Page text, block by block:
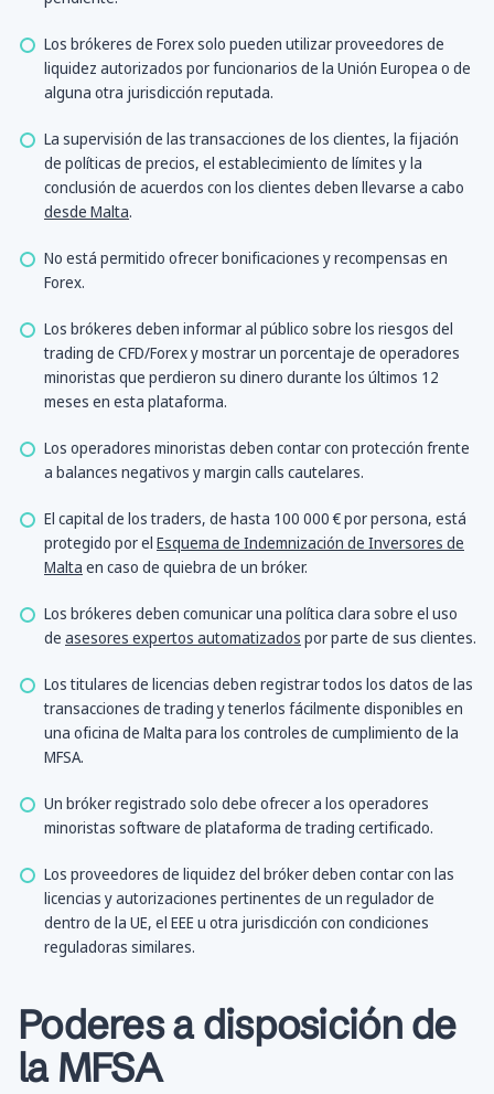
Los brókeres de Forex solo pueden utilizar proveedores de
liquidez autorizados por funcionarios de la Unión Europea o de
alguna otra jurisdicción reputada.
La supervisión de las transacciones de los clientes, la fijación
de políticas de precios, el establecimiento de límites y la
conclusión de acuerdos con los clientes deben llevarse a cabo
desde Malta.
No está permitido ofrecer bonificaciones y recompensas en
Forex.
Los brókeres deben informar al público sobre los riesgos del
trading de CFD/Forex y mostrar un porcentaje de operadores
minoristas que perdieron su dinero durante los últimos 12
meses en esta plataforma.
Los operadores minoristas deben contar con protección frente
a balances negativos y margin calls cautelares.
El capital de los traders, de hasta 100 000 € por persona, está
protegido por el Esquema de Indemnización de Inversores de
Malta en caso de quiebra de un bróker.
Los brókeres deben comunicar una política clara sobre el uso
de asesores expertos automatizados por parte de sus clientes.
Los titulares de licencias deben registrar todos los datos de las
transacciones de trading y tenerlos fácilmente disponibles en
una oficina de Malta para los controles de cumplimiento de la
MFSA.
Un bróker registrado solo debe ofrecer a los operadores
minoristas software de plataforma de trading certificado.
Los proveedores de liquidez del bróker deben contar con las
licencias y autorizaciones pertinentes de un regulador de
dentro de la UE, el EEE u otra jurisdicción con condiciones
reguladoras similares.
Poderes a disposición de
la MFSA